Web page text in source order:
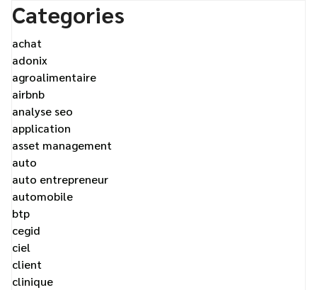
Categories
achat
adonix
agroalimentaire
airbnb
analyse seo
application
asset management
auto
auto entrepreneur
automobile
btp
cegid
ciel
client
clinique